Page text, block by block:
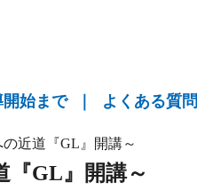
始まで よくある質問
近道『GL』開講～
『GL』開講～